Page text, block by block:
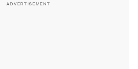
ADVERTISEMENT